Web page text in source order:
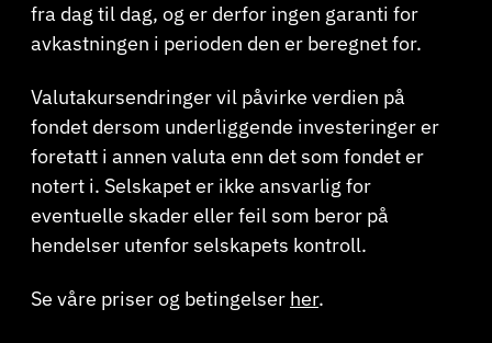
fra dag til dag, og er derfor ingen garanti for
avkastningen i perioden den er beregnet for.
Valutakursendringer vil påvirke verdien på
fondet dersom underliggende investeringer er
foretatt i annen valuta enn det som fondet er
notert i. Selskapet er ikke ansvarlig for
eventuelle skader eller feil som beror på
hendelser utenfor selskapets kontroll.
Se våre priser og betingelser her.